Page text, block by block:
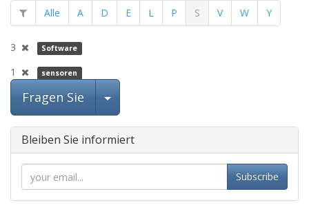
Alle A D E L P S V W Y
3 Software
1 sensoren
Fragen Sie Beitrag auswählen
Bleiben Sie informiert
Subscribe